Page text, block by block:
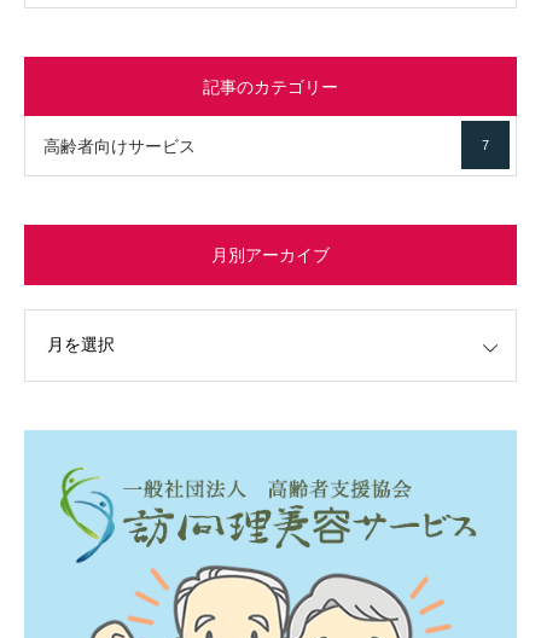
記事のカテゴリー
高齢者向けサービス 7
月別アーカイブ
変幻自在、あらゆる業種に対応可能な新しい
カスタム投稿タイプ実…
一般社団法人高齢者支援協会が生活支援.com
のホームページを…